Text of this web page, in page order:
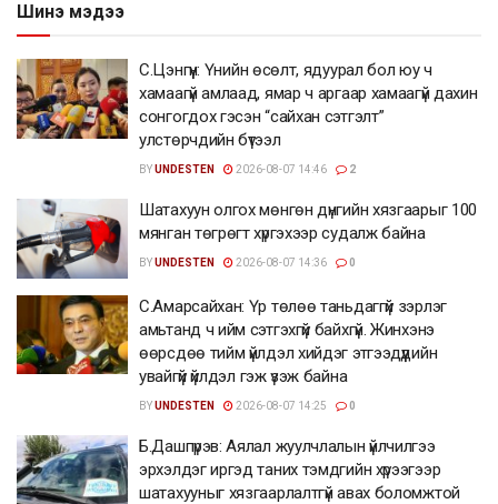
Шинэ мэдээ
С.Цэнгүүн: Үнийн өсөлт, ядуурал бол юу ч
хамаагүй амлаад, ямар ч аргаар хамаагүй дахин
сонгогдох гэсэн “сайхан сэтгэлт”
улстөрчдийн бүтээл
BYUNDESTEN 2026-08-07 14:46 2
Шатахуун олгох мөнгөн дүнгийн хязгаарыг 100
мянган төгрөгт хүргэхээр судалж байна
BYUNDESTEN 2026-08-07 14:36 0
С.Амарсайхан: Үр төлөө таньдаггүй зэрлэг
амьтанд ч ийм сэтгэхгүй байхгүй. Жинхэнэ
өөрсдөө тийм үйлдэл хийдэг этгээдүүдийн
увайгүй үйлдэл гэж үзэж байна
BYUNDESTEN 2026-08-07 14:25 0
Б.Дашпүрэв: Аялал жуулчлалын үйлчилгээ
эрхэлдэг иргэд таних тэмдгийн хүрээгээр
шатахууныг хязгаарлалтгүй авах боломжтой